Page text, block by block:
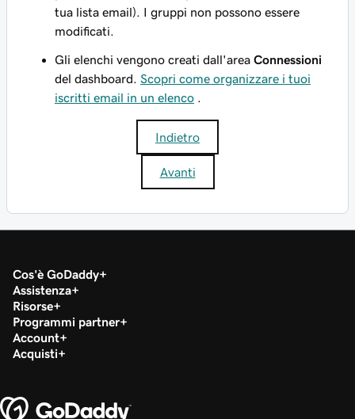
tua lista email). I gruppi non possono essere
modificati.
Gli elenchi vengono creati dall'area Connessioni
del dashboard. Scopri come organizzare i tuoi
iscritti email in un elenco
Indietro
Avanti
Cos'è GoDaddy
Assistenza
Risorse
Programmi partner
Account
Acquisti